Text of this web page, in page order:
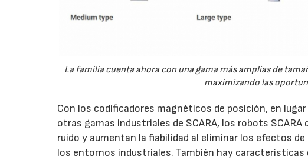
La familia cuenta ahora con una gama más amplias de
maximizando las
Con los codificadores magnéticos de posición, en
otras gamas industriales de SCARA, los robots
ruido y aumentan la fiabilidad al eliminar los efectos
los entornos industriales. También hay